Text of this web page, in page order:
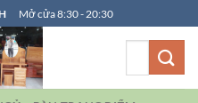
Mở cửa 8:30 - 20:30